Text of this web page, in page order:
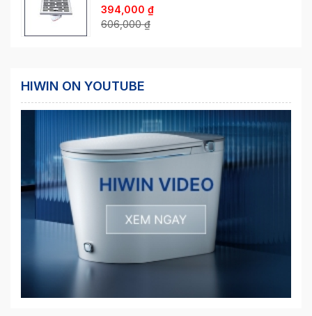
394,000 ₫
606,000₫
HIWIN ON YOUTUBE